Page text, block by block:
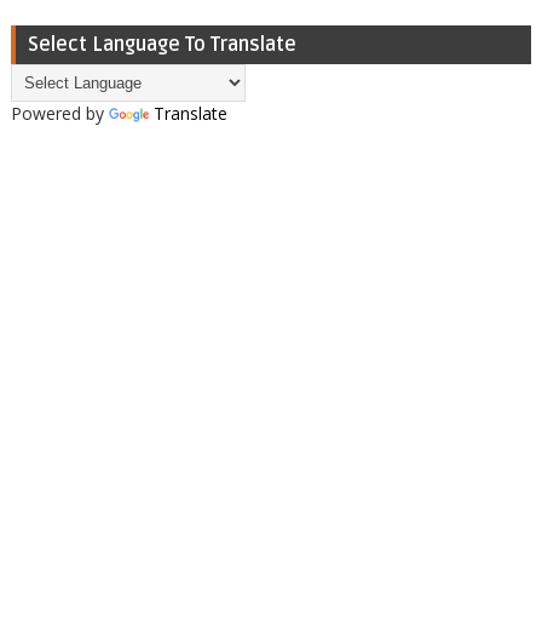
Select Language To Translate
Powered by Translate